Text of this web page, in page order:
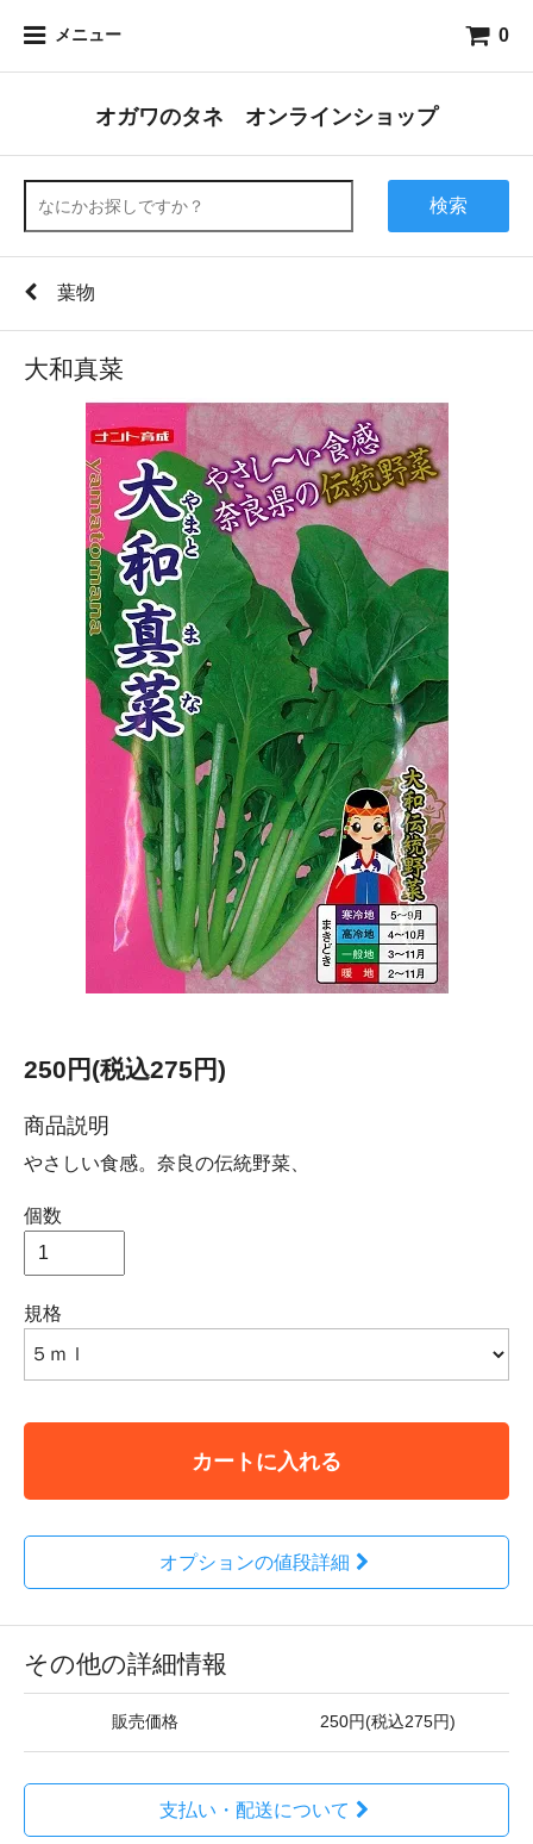
メニュー 0
オガワのタネ オンラインショップ
検索
葉物
大和真菜
250円(税込275円)
商品説明
やさしい食感。奈良の伝統野菜、
個数
規格
カートに入れる
オプションの値段詳細
その他の詳細情報
販売価格 250円(税込275円)
支払い・配送について